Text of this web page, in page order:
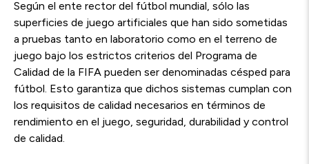
Según el ente rector del fútbol mundial, sólo las
superficies de juego artificiales que han sido sometidas
a pruebas tanto en laboratorio como en el terreno de
juego bajo los estrictos criterios del Programa de
Calidad de la FIFA pueden ser denominadas césped para
fútbol. Esto garantiza que dichos sistemas cumplan con
los requisitos de calidad necesarios en términos de
rendimiento en el juego, seguridad, durabilidad y control
de calidad.